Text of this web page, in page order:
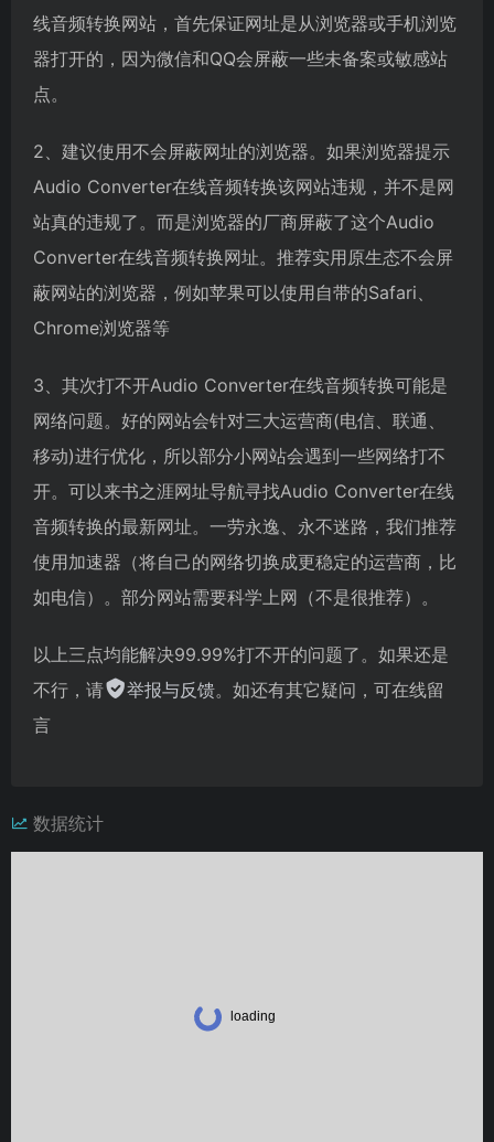
线音频转换网站，首先保证网址是从浏览器或手机浏览
器打开的，因为微信和QQ会屏蔽一些未备案或敏感站
点。
2、建议使用不会屏蔽网址的浏览器。如果浏览器提示
Audio Converter在线音频转换该网站违规，并不是网
站真的违规了。而是浏览器的厂商屏蔽了这个Audio
Converter在线音频转换网址。推荐实用原生态不会屏
蔽网站的浏览器，例如苹果可以使用自带的Safari、
Chrome浏览器等
3、其次打不开Audio Converter在线音频转换可能是
网络问题。好的网站会针对三大运营商(电信、联通、
移动)进行优化，所以部分小网站会遇到一些网络打不
开。可以来书之涯网址导航寻找Audio Converter在线
音频转换的最新网址。一劳永逸、永不迷路，我们推荐
使用加速器（将自己的网络切换成更稳定的运营商，比
如电信）。部分网站需要科学上网（不是很推荐）。
以上三点均能解决99.99%打不开的问题了。如果还是
不行，请
举报与反馈。如还有其它疑问，可在线留
言
数据统计